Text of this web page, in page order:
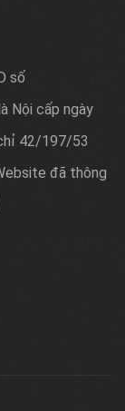
số
Nội cấp ngày
42/197/53
đã thông